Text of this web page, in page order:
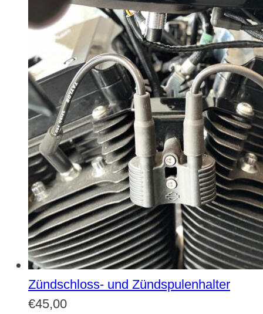
Zündschloss- und Zündspulenhalter
€45,00